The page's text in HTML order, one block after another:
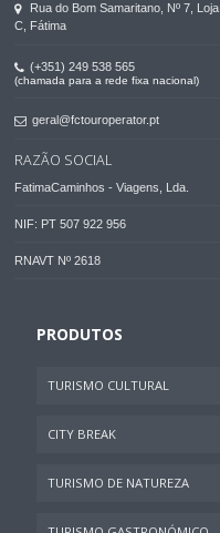
Rua do Bom Samaritano, Nº 7, Loja
C, Fátima
(+351) 249 538 565
(chamada para a rede fixa nacional)
geral@fctouroperator.pt
RAZÃO SOCIAL
FatimaCaminhos - Viagens, Lda.
NIF: PT 507 922 956
RNAVT Nº 2618
PRODUTOS
TURISMO CULTURAL
CITY BREAK
TURISMO DE NATUREZA